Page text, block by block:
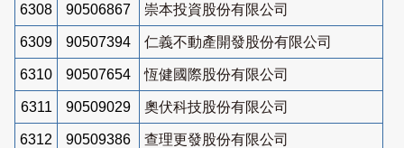
6308 90506867 崇本投資股份有限公司
6309 90507394 仁義不動產開發股份有限公司
6310 90507654 恆健國際股份有限公司
6311 90509029 奧伏科技股份有限公司
6312 90509386 查理更發股份有限公司